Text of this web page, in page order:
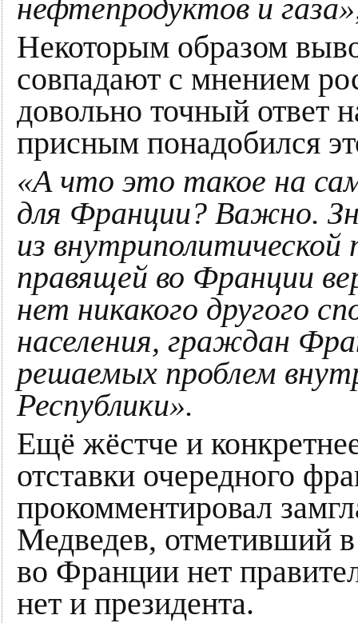
нефтепродуктов и
Некоторым образом
совпадают с мнением
довольно точный ответ
присным понадобился
«А что это такое на
для Франции? Важно.
из
правящей во Франции
нет никакого другого
населения, граждан
решаемых проблем
Республики».
Ещё жёстче и
отставки очередного
прокомментировал
Медведев, отметивший в
во Франции нет
нет и президента.